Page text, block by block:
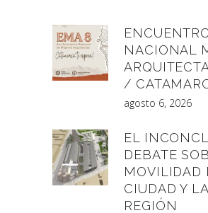
NACIONAL
/
agosto 6, 2026
EL
DEBATE
MOVILIDAD
CIUDAD Y LA
REGIÓN